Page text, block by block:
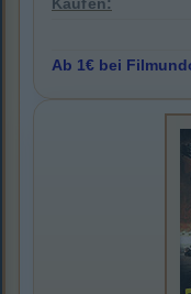
Kaufen:
Ab 1€ bei